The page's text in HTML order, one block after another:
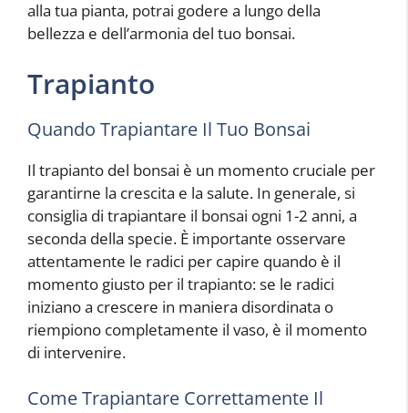
alla tua pianta, potrai godere a lungo della
bellezza e dell’armonia del tuo bonsai.
Trapianto
Quando Trapiantare Il Tuo Bonsai
Il trapianto del bonsai è un momento cruciale per
garantirne la crescita e la salute. In generale, si
consiglia di trapiantare il bonsai ogni 1-2 anni, a
seconda della specie. È importante osservare
attentamente le radici per capire quando è il
momento giusto per il trapianto: se le radici
iniziano a crescere in maniera disordinata o
riempiono completamente il vaso, è il momento
di intervenire.
Come Trapiantare Correttamente Il